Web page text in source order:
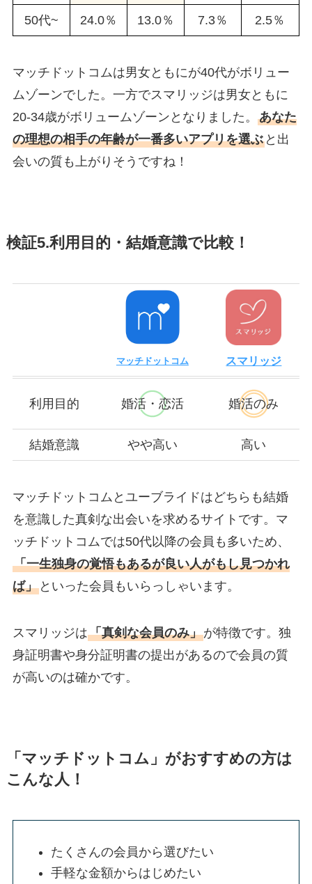
50代~ 24.0％ 13.0％ 7.3％ 2.5％
マッチドットコムは男女ともにが40代がボリュー
ムゾーンでした。一方でスマリッジは男女ともに
20-34歳がボリュームゾーンとなりました。 あなた
の理想の相手の年齢が一番多いアプリを選ぶと出
会いの質も上がりそうですね！
検証5.利用目的・結婚意識で比較！
マッチドットコム スマリッジ
利用目的 婚活・恋活 婚活のみ
結婚意識 やや高い 高い
マッチドットコムとユーブライドはどちらも結婚
を意識した真剣な出会いを求めるサイトです。マ
ッチドットコムでは50代以降の会員も多いため、
「一生独身の覚悟もあるが良い人がもし見つかれ
ば」といった会員もいらっしゃいます。
スマリッジは「真剣な会員のみ」が特徴です。独
身証明書や身分証明書の提出があるので会員の質
が高いのは確かです。
「マッチドットコム」がおすすめの方は
こんな人！
たくさんの会員から選びたい
手軽な金額からはじめたい